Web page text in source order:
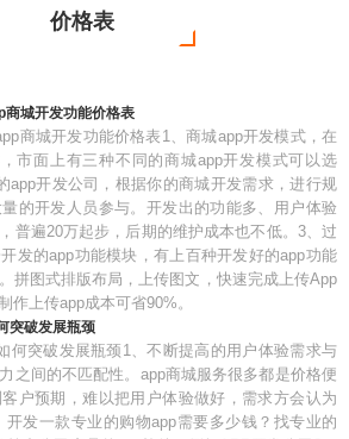
价格表
城开发功能价格表
商城开发功能价格表1、商城app开发模式，在
市面上有三种不同的商城app开发模式可以选
app开发公司，根据你的商城开发需求，进行规
的开发人员参与。开发出的功能多、用户体验
普遍20万起步，后期的维护成本也不低。3、过
发的app功能模块，有上百种开发好的app功能
拼图式排版布局，上传图文，快速完成上传App
作上传app成本可省90%。
突破发展瓶颈
何突破发展瓶颈1、不断提高的用户体验需求与
之间的不匹配性。app商城服务很多都是价格便
户预期，难以把用户体验做好，需求方会认为
开发一款专业的购物app需要多少钱？找专业的